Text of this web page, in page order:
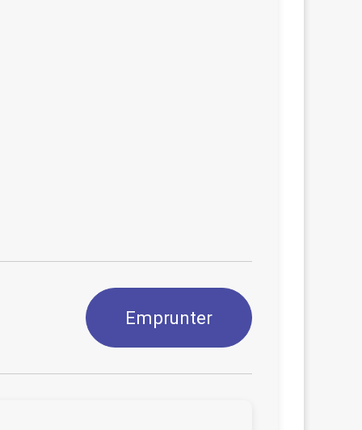
Emprunter